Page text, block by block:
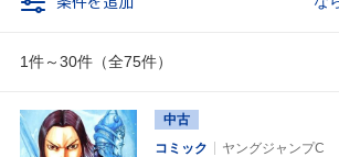
1件～30件（全75件）
中古
コミック
ヤングジャンプC